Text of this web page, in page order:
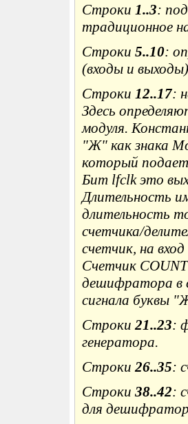
Строки 1..3:
традиционное
Строки 5..10:
(входы и
Строки 12..17:
Здесь
модуля.
"Ж" как знака
который
Бит lfclk это
Длительность
длительность
счетчика/
счетчик, на
Счетчик COUNT
дешифратора в
сигнала буквы
Строки 21..23:
генератора.
Строки 26..35:
Строки 38..42:
для